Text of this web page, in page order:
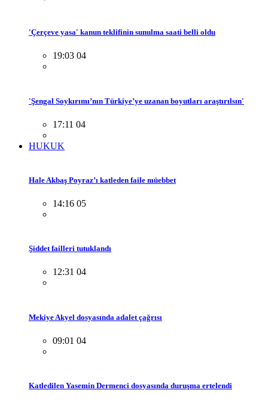
'Çerçeve yasa' kanun teklifinin sunulma saati belli oldu
19:03 04
'Şengal Soykırımı’nın Türkiye’ye uzanan boyutları araştırılsın'
17:11 04
HUKUK
Hale Akbaş Poyraz’ı katleden faile müebbet
14:16 05
Şiddet failleri tutuklandı
12:31 04
Mekiye Akyel dosyasında adalet çağrısı
09:01 04
Katledilen Yasemin Dermenci dosyasında duruşma ertelendi